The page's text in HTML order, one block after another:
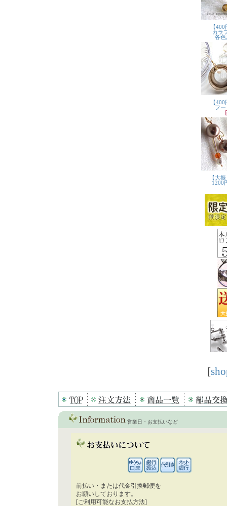
[
営業日・お支払いなど
前払い・または代金引換郵便を
お願いしております。
[ご利用可能なお支払方法]